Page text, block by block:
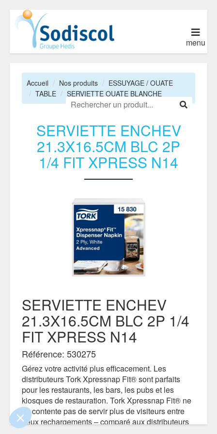
contenu de ce site vous intéresse
certifiés par
Je choisis OK pour moi
menu
Accueil Nos produits
ESSUYAGE / OUATE
TABLE
SERVIETTE OUATE BLANCHE
SERVIETTE ENCHEV
21.3X16.5CM BLC 2P
1/4 FIT XPRESS N14
SERVIETTE ENCHEV
21.3X16.5CM BLC 2P 1/4
FIT XPRESS N14
Référence: 530275
Gérez votre activité plus efficacement. Les
distributeurs Tork Xpressnap Fit® sont parfaits
pour les restaurants, les bars, les pubs et les
kiosques de restauration. Tork Xpressnap Fit® ne
se contente pas de servir plus de visiteurs entre
deux rechargements – comparé aux distributeurs